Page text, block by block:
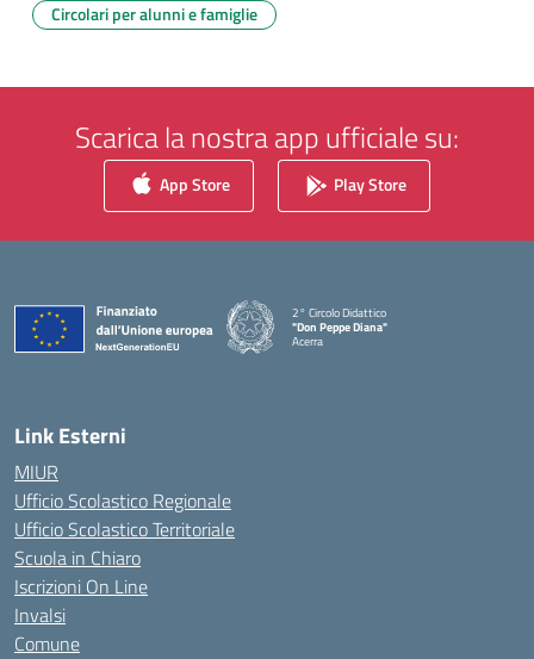
Circolari per alunni e famiglie
Scarica la nostra app ufficiale su:
App Store Play Store
2° Circolo Didattico
"Don Peppe Diana"
Acerra
Link Esterni
MIUR
Ufficio Scolastico Regionale
Ufficio Scolastico Territoriale
Scuola in Chiaro
Iscrizioni On Line
Invalsi
Comune